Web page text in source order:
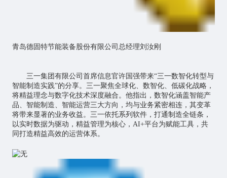
青岛德固特节能装备股份有限公司总经理刘汝刚
三一集团有限公司首席信息官许国强带来“三一数智化转型与
智能制造实践”的分享。三一聚焦全球化、数智化、低碳化战略，
将精益理念与数字化技术深度融合。他指出，数智化涵盖智能产
品、智能制造、智能运营三大方向，均与业务紧密相连，其变革
将带来显著的业务收益。三一依托系列软件，打通制造全链条，
以实时数据为驱动，精益管理为核心，AI+平台为赋能工具，共
同打造精益高效的运营体系。